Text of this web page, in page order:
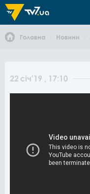
Головна Новини
22 січ'19 , 17:10